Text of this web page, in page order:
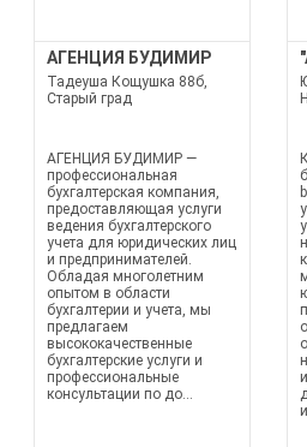
АГЕНЦИЯ БУДИМИР
Тадеуша Кощушка 88б,
Старый град
АГЕНЦИЯ БУДИМИР —
профессиональная
бухгалтерская компания,
предоставляющая услуги
ведения бухгалтерского
учета для юридических лиц
и предпринимателей.
Обладая многолетним
опытом в области
бухгалтерии и учета, мы
предлагаем
высококачественные
бухгалтерские услуги и
профессиональные
консультации по до...